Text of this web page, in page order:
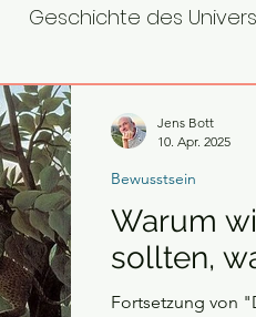
Geschichte des
Geschichte der
Warum
sollten,
Fortsetzung von
Bewusstsein
Jens Bott
10. Apr. 2025